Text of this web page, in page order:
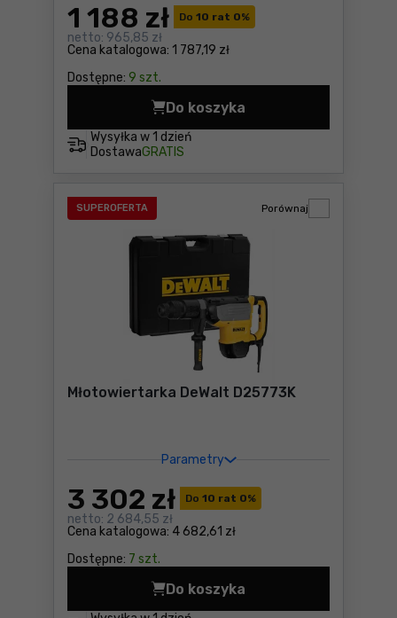
Do 10 rat 0%
Cena katalogowa: 1 787,19 zł
1 188 zł
netto: 965,85 zł
Dostępne: 9 szt.
Wysyłka w 1 dzień
DostawaGRATIS
Do koszyka
Młotowiertarka
SUPEROFERTA
Młotowiertarka DeWalt D25773K
Parametry
Do 10 rat 0%
Cena katalogowa: 4 682,61 zł
3 302 zł
netto: 2 684,55 zł
Dostępne: 7 szt.
Porównaj
Do koszyka
Młotowiertarka DeWalt